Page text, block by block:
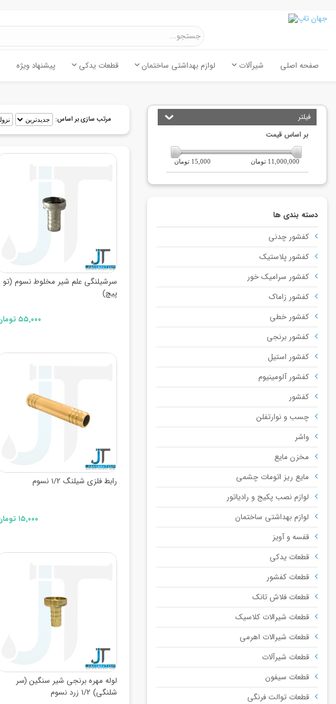
صفحه اصلی شیرآلات لوازم بهداشتی ساختمان قطعات یدکی پیشنهاد ویژه
مرتب سازی بر اساس:
سرشیلنگی علم شیر مخلوط نسوم (تو
پیچ)
۵۵,۰۰۰ تومان
رابط فلزی شیلنگ 1/2 نسوم
۱۵,۰۰۰ تومان
لوله مهره برنجی شیر سنگین (سر
شلنگی) 1/2 زرد نسوم
فیلتر
بر اساس قیمت
11,000,000 تومان 15,000 تومان
دسته بندی ها
کفشور چدنی
کفشور پلاستیک
کفشور سرامیک خور
کفشور زاماک
کفشور خطی
کفشور برنجی
کفشور استیل
کفشور آلومینیوم
کفشور
چسب و نوارتفلن
واشر
مخزن مایع
مایع ریز اتومات چشمی
لوازم نصب پکیج و رادیاتور
لوازم بهداشتی ساختمان
قفسه و آویز
قطعات یدکی
قطعات کفشور
قطعات فلاش تانک
قطعات شیرالات کلاسیک
قطعات شیرالات اهرمی
قطعات شیرآلات
قطعات سیفون
قطعات توالت فرنگی